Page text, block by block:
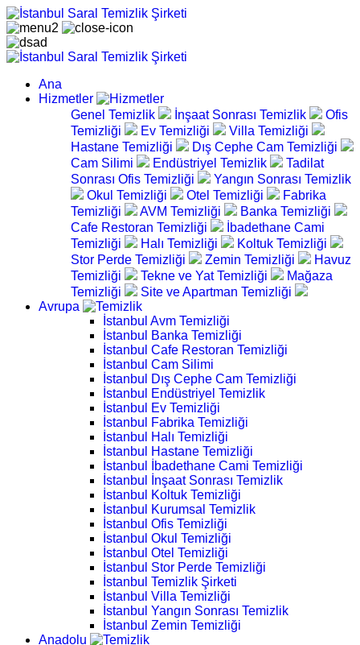
Ana
Hizmetler
Genel Temizlik
İnşaat Sonrası Temizlik
Ofis
Temizliği
Ev Temizliği
Villa Temizliği
Hastane Temizliği
Dış Cephe Cam Temizliği
Cam Silimi
Endüstriyel Temizlik
Tadilat
Sonrası Ofis Temizliği
Yangın Sonrası Temizlik
Okul Temizliği
Otel Temizliği
Fabrika
Temizliği
AVM Temizliği
Banka Temizliği
Cafe Restoran Temizliği
İbadethane Cami
Temizliği
Halı Temizliği
Koltuk Temizliği
Stor Perde Temizliği
Zemin Temizliği
Havuz
Temizliği
Tekne ve Yat Temizliği
Mağaza
Temizliği
Site ve Apartman Temizliği
Avrupa
İstanbul Avm Temizliği
İstanbul Banka Temizliği
İstanbul Cafe Restoran Temizliği
İstanbul Cam Silimi
İstanbul Dış Cephe Cam Temizliği
İstanbul Endüstriyel Temizlik
İstanbul Ev Temizliği
İstanbul Fabrika Temizliği
İstanbul Halı Temizliği
İstanbul Hastane Temizliği
İstanbul İbadethane Cami Temizliği
İstanbul İnşaat Sonrası Temizlik
İstanbul Koltuk Temizliği
İstanbul Kurumsal Temizlik
İstanbul Ofis Temizliği
İstanbul Okul Temizliği
İstanbul Otel Temizliği
İstanbul Stor Perde Temizliği
İstanbul Temizlik Şirketi
İstanbul Villa Temizliği
İstanbul Yangın Sonrası Temizlik
İstanbul Zemin Temizliği
Anadolu